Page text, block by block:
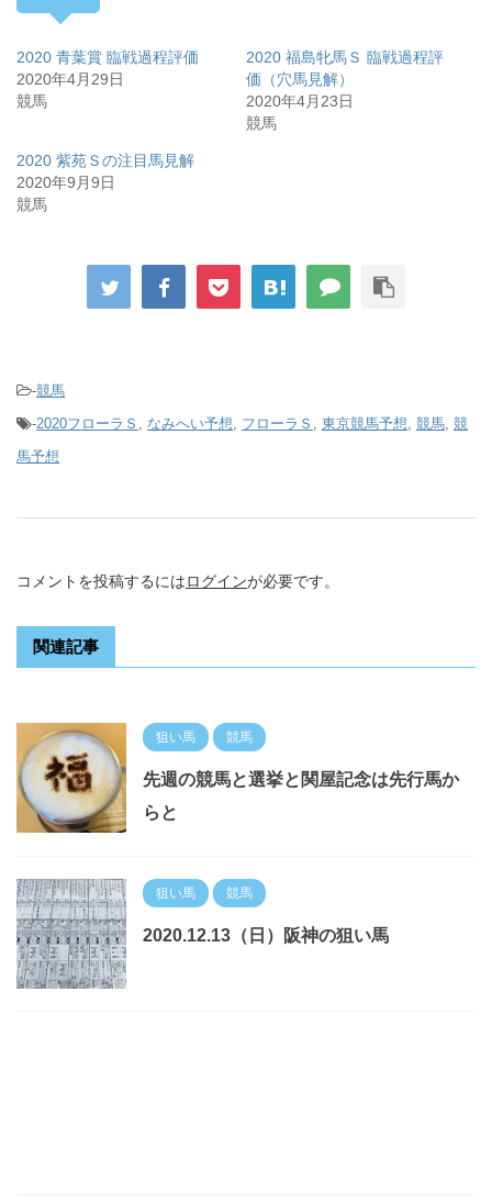
2020 青葉賞 臨戦過程評価
2020年4月29日
競馬
2020 福島牝馬Ｓ 臨戦過程評
価（穴馬見解）
2020年4月23日
競馬
2020 紫苑Ｓの注目馬見解
2020年9月9日
競馬
-競馬
-2020フローラＳ , なみへい予想, フローラＳ , 東京競馬予想, 競馬, 競
馬予想
コメントを投稿するにはログインが必要です。
関連記事
狙い馬 競馬
先週の競馬と選挙と関屋記念は先行馬か
らと
狙い馬 競馬
2020.12.13（日）阪神の狙い馬